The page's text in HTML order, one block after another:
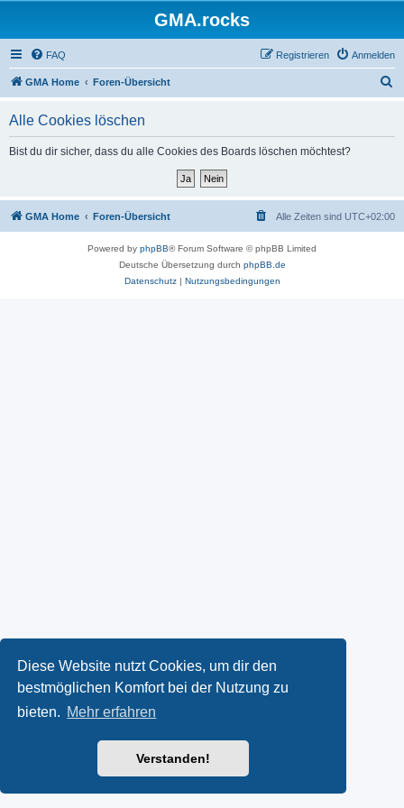
Diese Website nutzt Cookies, um dir den
bestmöglichen Komfort bei der Nutzung zu
bieten. Mehr erfahren
Verstanden!
GMA.rocks
FAQ Anmelden
Registrieren
GMA Home Foren-Übersicht
Alle Cookies löschen
Bist du dir sicher, dass du alle Cookies des Boards löschen möchtest?
GMA Home Foren-Übersicht Alle Zeiten sind UTC+02:00
Powered by phpBB® Forum Software © phpBB Limited
Deutsche Übersetzung durch phpBB.de
Datenschutz| Nutzungsbedingungen